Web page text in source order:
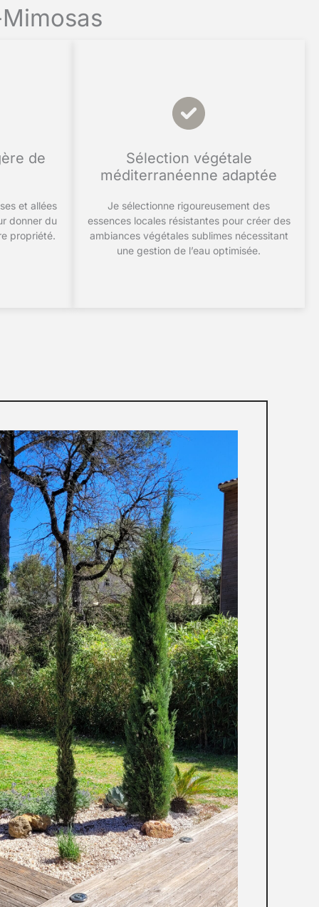
de
et allées
donner du
propriété.
Sélection végétale
méditerranéenne adaptée
Je sélectionne rigoureusement des
essences locales résistantes pour créer des
ambiances végétales sublimes nécessitant
une gestion de l’eau optimisée.